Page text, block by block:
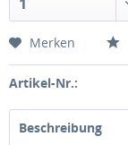
Merken
Artikel-Nr.:
Beschreibung